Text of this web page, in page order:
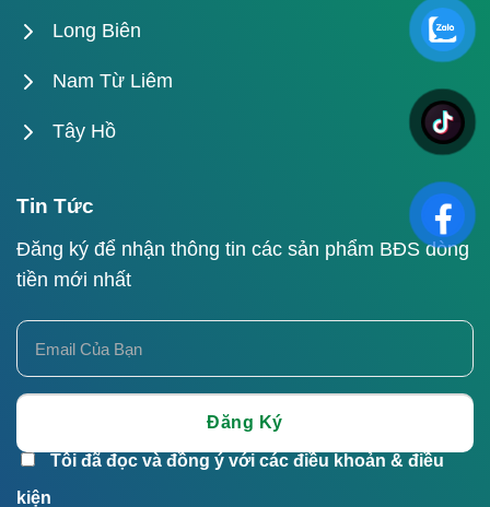
Long Biên
Nam Từ Liêm
Tây Hồ
Tin Tức
Đăng ký để nhận thông tin các sản phẩm BĐS dòng
tiền mới nhất
Tôi đã đọc và đồng ý với các điều khoản & điều
kiện